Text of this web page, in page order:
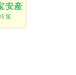
安産